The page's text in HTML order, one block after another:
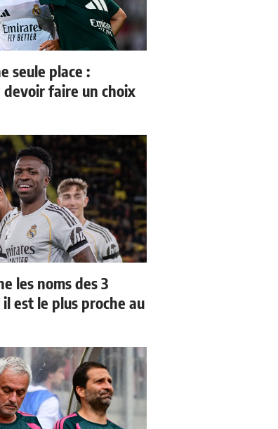
seule place :
faire un choix
les noms des 3
est le plus proche au